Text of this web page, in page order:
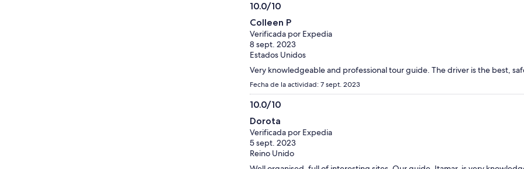
10.0/10
10.0
de
10
Colleen P
Verificada por Expedia
8 sept. 2023
Estados Unidos
Very knowledgeable and professional tour guide. The driver is the best,
Fecha de la actividad: 7 sept. 2023
10.0/10
10.0
de
10
Dorota
Verificada por Expedia
5 sept. 2023
Reino Unido